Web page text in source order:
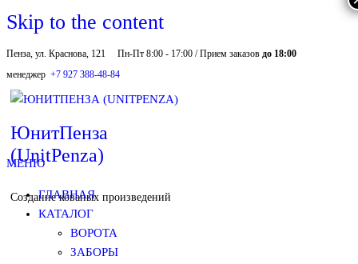
Skip to the content
Пенза, ул. Краснова, 121 Пн-Пт 8:00 - 17:00 / Прием заказов до 18:00
менеджер +7 927 388-48-84
ЮнитПенза
(UnitPenza)
Создание кованых произведений
МЕНЮ
ГЛАВНАЯ
КАТАЛОГ
ВОРОТА
ЗАБОРЫ